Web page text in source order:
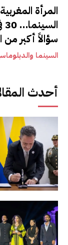
المرأة
سؤالاً أكبر من
السينما
أحدث